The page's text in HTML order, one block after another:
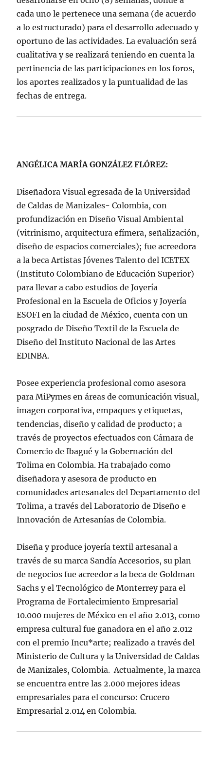
cada uno le pertenece una semana (de acuerdo
a lo estructurado) para el desarrollo adecuado y
oportuno de las actividades. La evaluación será
cualitativa y se realizará teniendo en cuenta la
pertinencia de las participaciones en los foros,
los aportes realizados y la puntualidad de las
fechas de entrega.
ANGÉLICA MARÍA GONZÁLEZ FLÓREZ:
Diseñadora Visual egresada de la Universidad
de Caldas de Manizales- Colombia, con
profundización en Diseño Visual Ambiental
(vitrinismo, arquitectura efímera, señalización,
diseño de espacios comerciales); fue acreedora
a la beca Artistas Jóvenes Talento del ICETEX
(Instituto Colombiano de Educación Superior)
para llevar a cabo estudios de Joyería
Profesional en la Escuela de Oficios y Joyería
ESOFI en la ciudad de México, cuenta con un
posgrado de Diseño Textil de la Escuela de
Diseño del Instituto Nacional de las Artes
EDINBA.
Posee experiencia profesional como asesora
para MiPymes en áreas de comunicación visual,
imagen corporativa, empaques y etiquetas,
tendencias, diseño y calidad de producto; a
través de proyectos efectuados con Cámara de
Comercio de Ibagué y la Gobernación del
Tolima en Colombia. Ha trabajado como
diseñadora y asesora de producto en
comunidades artesanales del Departamento del
Tolima, a través del Laboratorio de Diseño e
Innovación de Artesanías de Colombia.
Diseña y produce joyería textil artesanal a
través de su marca Sandía Accesorios, su plan
de negocios fue acreedor a la beca de Goldman
Sachs y el Tecnológico de Monterrey para el
Programa de Fortalecimiento Empresarial
10.000 mujeres de México en el año 2.013, como
empresa cultural fue ganadora en el año 2.012
con el premio Incu*arte; realizado a través del
Ministerio de Cultura y la Universidad de Caldas
de Manizales, Colombia. Actualmente, la marca
se encuentra entre las 2.000 mejores ideas
empresariales para el concurso: Crucero
Empresarial 2.014 en Colombia.